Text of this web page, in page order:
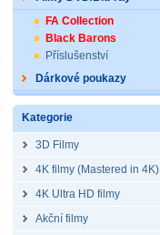
FA Collection
Black Barons
Příslušenství
Dárkové poukazy
Kategorie
3D Filmy
4K filmy (Mastered in 4K)
4K Ultra HD filmy
Akční filmy